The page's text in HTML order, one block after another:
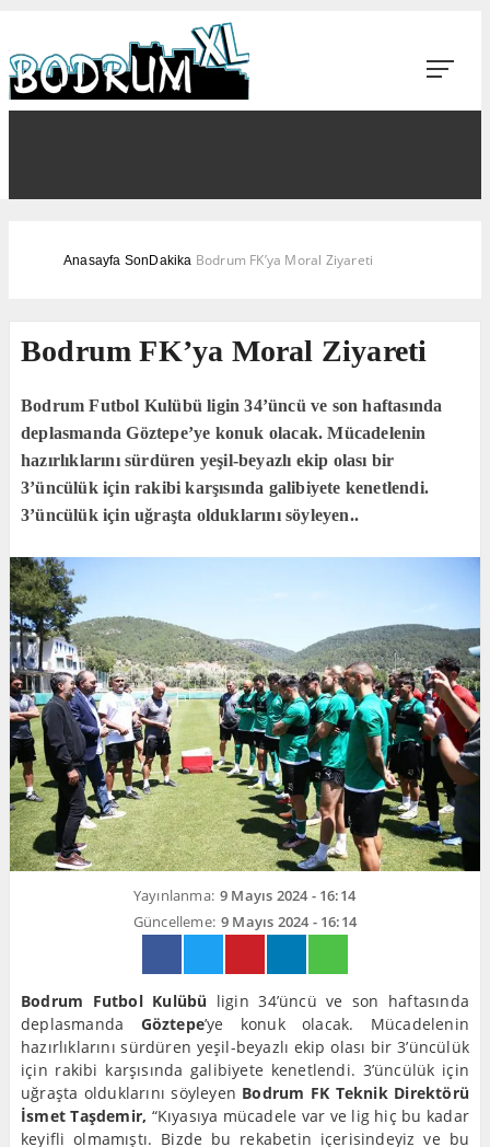
Anasayfa SonDakika Bodrum FK’ya Moral Ziyareti
Bodrum FK’ya Moral Ziyareti
Bodrum Futbol Kulübü ligin 34’üncü ve son haftasında
deplasmanda Göztepe’ye konuk olacak. Mücadelenin
hazırlıklarını sürdüren yeşil-beyazlı ekip olası bir
3’üncülük için rakibi karşısında galibiyete kenetlendi.
3’üncülük için uğraşta olduklarını söyleyen..
Yayınlanma: 9 Mayıs 2024 - 16:14
Güncelleme: 9 Mayıs 2024 - 16:14
Bodrum Futbol Kulübü ligin 34’üncü ve son haftasında
deplasmanda Göztepe’ye konuk olacak. Mücadelenin
hazırlıklarını sürdüren yeşil-beyazlı ekip olası bir 3’üncülük
için rakibi karşısında galibiyete kenetlendi. 3’üncülük için
uğraşta olduklarını söyleyen Bodrum FK Teknik Direktörü
İsmet Taşdemir, “Kıyasıya mücadele var ve lig hiç bu kadar
keyifli olmamıştı. Bizde bu rekabetin içerisindeyiz ve bu